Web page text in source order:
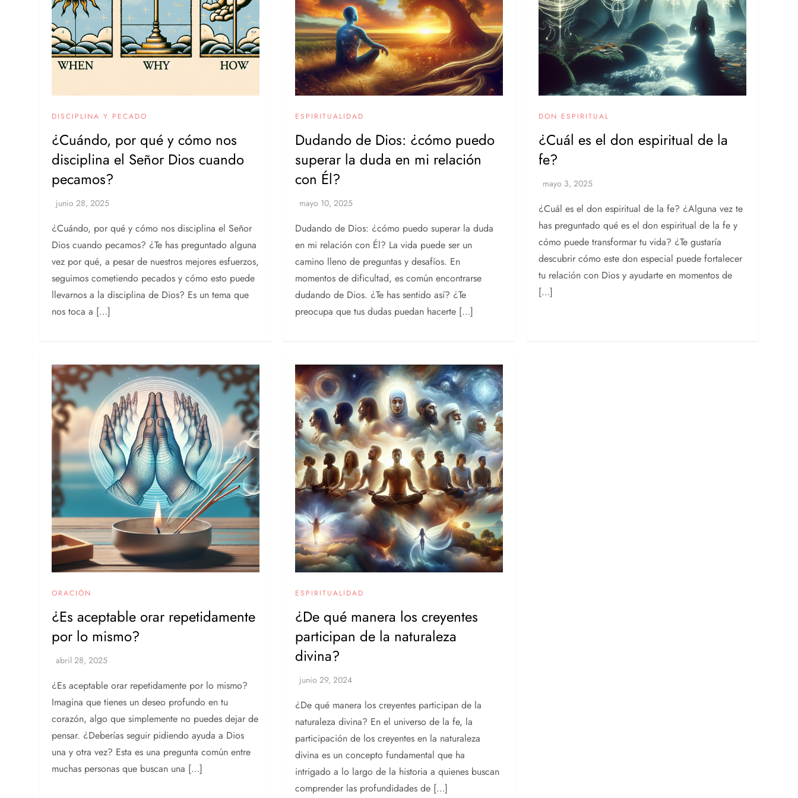
DISCIPLINA Y PECADO
¿Cuándo, por qué y cómo nos
disciplina el Señor Dios cuando
pecamos?
¿Cuándo, por qué y cómo nos disciplina el Señor
Dios cuando pecamos? ¿Te has preguntado alguna
vez por qué, a pesar de nuestros mejores esfuerzos,
seguimos cometiendo pecados y cómo esto puede
llevarnos a la disciplina de Dios? Es un tema que
nos toca a […]
ESPIRITUALIDAD
Dudando de Dios: ¿cómo puedo
superar la duda en mi relación
con Él?
Dudando de Dios: ¿cómo puedo superar la duda
en mi relación con Él? La vida puede ser un
camino lleno de preguntas y desafíos. En
momentos de dificultad, es común encontrarse
dudando de Dios. ¿Te has sentido así? ¿Te
preocupa que tus dudas puedan hacerte […]
DON ESPIRITUAL
¿Cuál es el don espiritual de la
fe?
¿Cuál es el don espiritual de la fe? ¿Alguna vez te
has preguntado qué es el don espiritual de la fe y
cómo puede transformar tu vida? ¿Te gustaría
descubrir cómo este don especial puede fortalecer
tu relación con Dios y ayudarte en momentos de
[…]
ORACIÓN
¿Es aceptable orar repetidamente
por lo mismo?
¿Es aceptable orar repetidamente por lo mismo?
Imagina que tienes un deseo profundo en tu
corazón, algo que simplemente no puedes dejar de
pensar. ¿Deberías seguir pidiendo ayuda a Dios
una y otra vez? Esta es una pregunta común entre
muchas personas que buscan una […]
ESPIRITUALIDAD
¿De qué manera los creyentes
participan de la naturaleza
divina?
¿De qué manera los creyentes participan de la
naturaleza divina? En el universo de la fe, la
participación de los creyentes en la naturaleza
divina es un concepto fundamental que ha
intrigado a lo largo de la historia a quienes buscan
comprender las profundidades de […]